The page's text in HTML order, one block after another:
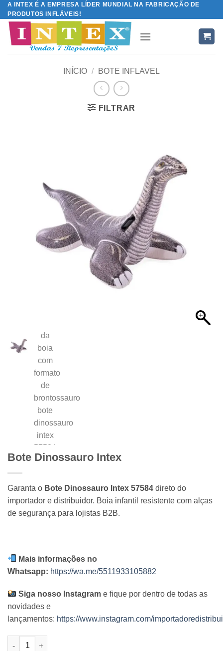
Skip
to
content
A INTEX É A EMPRESA LÍDER MUNDIAL NA FABRICAÇÃO DE
PRODUTOS INFLÁVEIS!
INÍCIO / BOTE INFLAVEL
FILTRAR
Bote Dinossauro Intex
Garanta o Bote Dinossauro Intex 57584 direto do
importador e distribuidor. Boia infantil resistente com alças
de segurança para lojistas B2B.
Mais informações no
Whatsapp: https://wa.me/5511933105882
Siga nosso Instagram e fique por dentro de todas as
novidades e
lançamentos: https://www.instagram.com/
Bote Dinossauro Intex quantidade